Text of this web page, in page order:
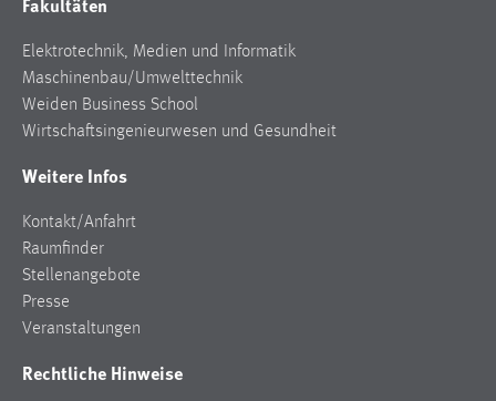
Fakultäten
Elektrotechnik, Medien und Informatik
Maschinenbau/Umwelttechnik
Weiden Business School
Wirtschaftsingenieurwesen und Gesundheit
Weitere Infos
Kontakt/Anfahrt
Raumfinder
Stellenangebote
Presse
Veranstaltungen
Rechtliche Hinweise